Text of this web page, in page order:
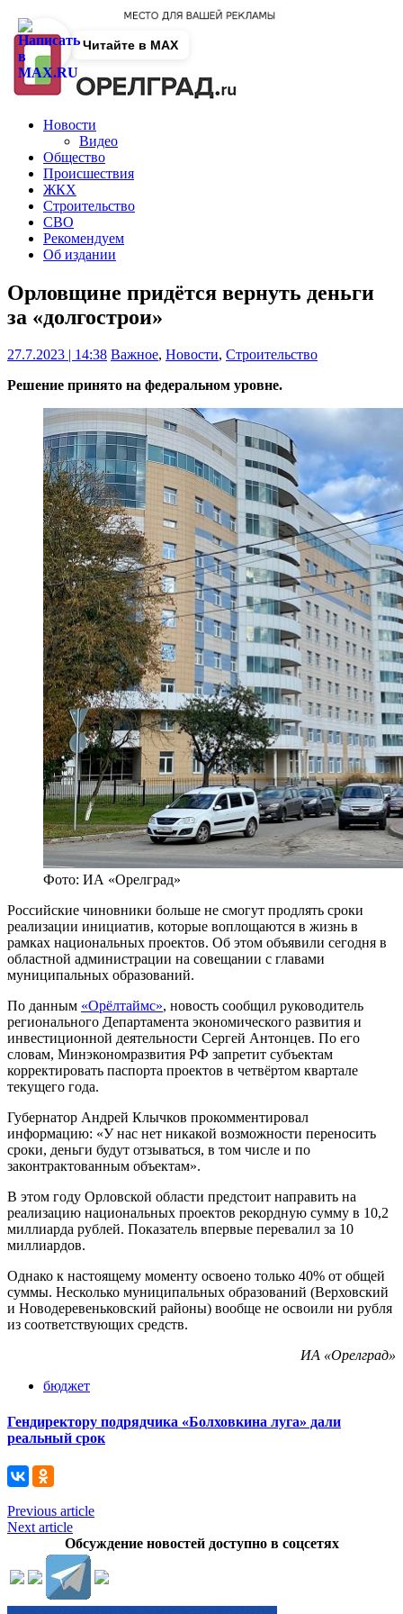
Новости
Видео
Общество
Происшествия
ЖКХ
Строительство
СВО
Рекомендуем
Об издании
Орловщине придётся вернуть деньги
за «долгострои»
27.7.2023 | 14:38 Важное, Новости, Строительство
Решение принято на федеральном уровне.
Фото: ИА «Орелград»
Российские чиновники больше не смогут продлять сроки
реализации инициатив, которые воплощаются в жизнь в
рамках национальных проектов. Об этом объявили сегодня в
областной администрации на совещании с главами
муниципальных образований.
По данным «Орёлтаймс», новость сообщил руководитель
регионального Департамента экономического развития и
инвестиционной деятельности Сергей Антонцев. По его
словам, Минэкономразвития РФ запретит субъектам
корректировать паспорта проектов в четвёртом квартале
текущего года.
Губернатор Андрей Клычков прокомментировал
информацию: «У нас нет никакой возможности переносить
сроки, деньги будут отзываться, в том числе и по
законтрактованным объектам».
В этом году Орловской области предстоит направить на
реализацию национальных проектов рекордную сумму в 10,2
миллиарда рублей. Показатель впервые перевалил за 10
миллиардов.
Однако к настоящему моменту освоено только 40% от общей
суммы. Несколько муниципальных образований (Верховский
и Новодеревеньковский районы) вообще не освоили ни рубля
из соответствующих средств.
ИА «Орелград»
бюджет
Гендиректору подрядчика «Болховкина луга» дали
реальный срок
Previous article
Next article
Обсуждение новостей доступно в соцсетях
Читайте в MAX